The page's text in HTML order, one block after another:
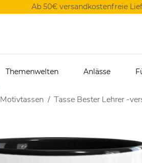
Ab 50€ versandkostenfreie
Themenwelten Anlässe
Motivtassen Tasse Bester Lehrer -